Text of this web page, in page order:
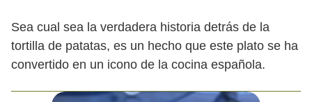
Sea cual sea la verdadera historia detrás de la
tortilla de patatas, es un hecho que este plato se ha
convertido en un icono de la cocina española.